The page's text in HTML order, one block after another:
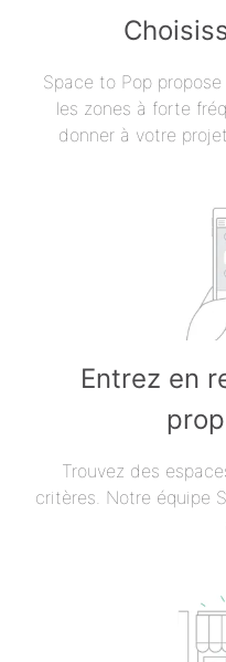
Space to Pop
les zones à forte
donner à votre
Entrez en
Trouvez des
critères. Notre équipe